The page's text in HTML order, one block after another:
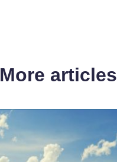
More articles